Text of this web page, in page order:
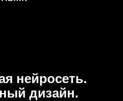
нейросеть.
дизайн.